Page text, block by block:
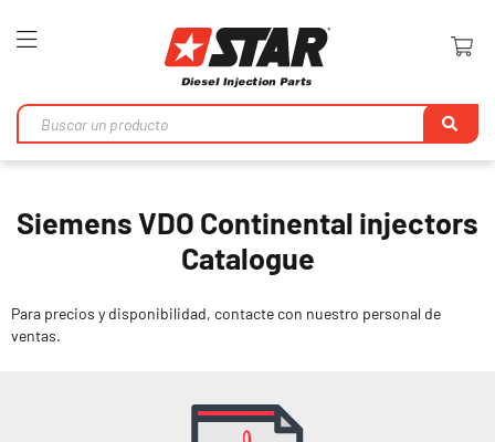
Toggle
en
Siemens VDO Continental injectors
Catalogue
Para precios y disponibilidad, contacte con nuestro personal de
ventas.